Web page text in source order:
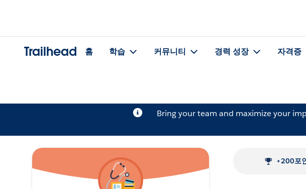
Trailhead 홈 학습 커뮤니티 경력 성장 자격증
Bring your team and maximize your
+200포